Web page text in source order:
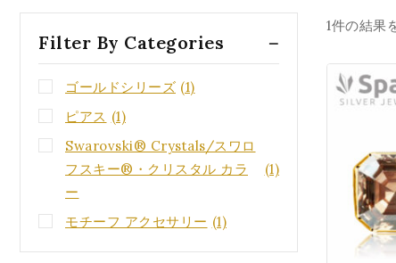
1件の結果
Filter By Categories
ゴールドシリーズ (1)
ピアス (1)
Swarovski® Crystals/スワロ
フスキー®・クリスタル カラ
ー
(1)
モチーフ アクセサリー (1)